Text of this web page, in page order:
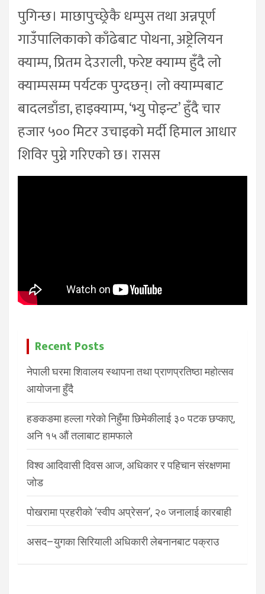
पुगिन्छ। माछापुच्छ्रेकै धम्पुस तथा अन्नपूर्ण
गाउँपालिकाको काँढेबाट पोथना, अष्ट्रेलियन
क्याम्प, प्रितम देउराली, फरेष्ट क्याम्प हुँदै लो
क्याम्पसम्म पर्यटक पुग्दछन्। लो क्याम्पबाट
बादलडाँडा, हाइक्याम्प, ‘भ्यु पोइन्ट’ हुँदै चार
हजार ५०० मिटर उचाइको मर्दी हिमाल आधार
शिविर पुग्ने गरिएको छ। रासस
Recent Posts
नेपाली घरमा शिवालय स्थापना तथा प्राणप्रतिष्ठा महोत्सव
आयोजना हुँदै
हङकङमा हल्ला गरेको निहुँमा छिमेकीलाई ३० पटक छप्काए,
अनि १५ औं तलाबाट हामफाले
विश्व आदिवासी दिवस आज, अधिकार र पहिचान संरक्षणमा
जोड
पोखरामा प्रहरीको ‘स्वीप अप्रेसन’, २० जनालाई कारबाही
असद–युगका सिरियाली अधिकारी लेबनानबाट पक्राउ